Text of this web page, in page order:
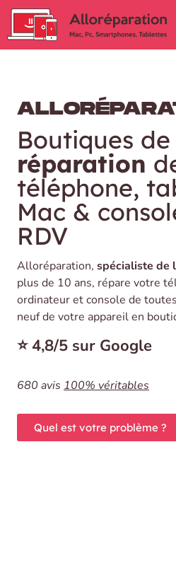
Boutiques de
réparation
téléphone,
Mac &
RDV
Alloréparation, spécialiste de
plus de 10 ans, répare votre
ordinateur et console de
neuf de votre appareil en
⭐️ 4,8/5 sur Google
680 avis 100% véritables
Quel est votre problème ?